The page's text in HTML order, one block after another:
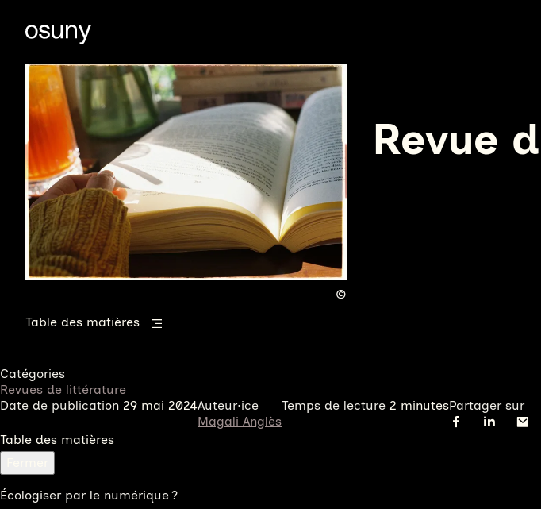
Revue
Table des matières
Catégories
Revues de littérature
Date de publication 29 mai 2024Auteur·ice
Magali Anglès
Temps de lecture 2 minutesPartager sur
Table des matières
Écologiser par le numérique ?